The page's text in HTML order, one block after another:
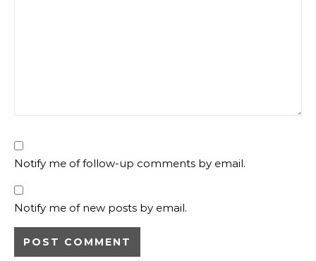
Notify me of follow-up comments by email.
Notify me of new posts by email.